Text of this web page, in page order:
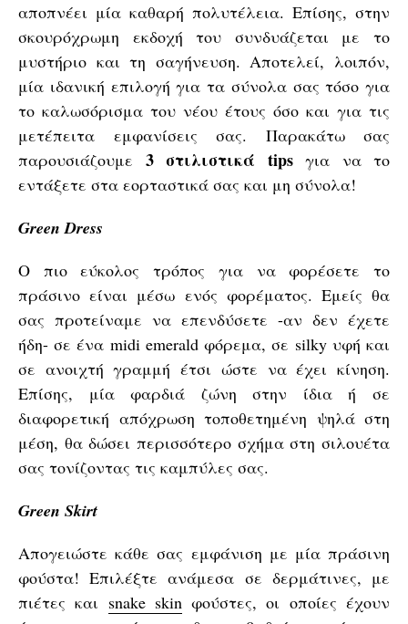
αποπνέει μία καθαρή πολυτέλεια. Επίσης, στην
σκουρόχρωμη εκδοχή του συνδυάζεται με το
μυστήριο και τη σαγήνευση. Αποτελεί, λοιπόν,
μία ιδανική επιλογή για τα σύνολα σας τόσο για
το καλωσόρισμα του νέου έτους όσο και για τις
μετέπειτα εμφανίσεις σας. Παρακάτω σας
παρουσιάζουμε 3 στιλιστικά tipsγια να το
εντάξετε στα εορταστικά σας και μη σύνολα!
Green Dress
Ο πιο εύκολος τρόπος για να φορέσετε το
πράσινο είναι μέσω ενός φορέματος. Εμείς θα
σας προτείναμε να επενδύσετε -αν δεν έχετε
ήδη- σε ένα midi emerald φόρεμα, σε silky υφή και
σε ανοιχτή γραμμή έτσι ώστε να έχει κίνηση.
Επίσης, μία φαρδιά ζώνη στην ίδια ή σε
διαφορετική απόχρωση τοποθετημένη ψηλά στη
μέση, θα δώσει περισσότερο σχήμα στη σιλουέτα
σας τονίζοντας τις καμπύλες σας.
Green Skirt
Απογειώστε κάθε σας εμφάνιση με μία πράσινη
φούστα! Επιλέξτε ανάμεσα σε δερμάτινες, με
πιέτες και snake skinφούστες, οι οποίες έχουν